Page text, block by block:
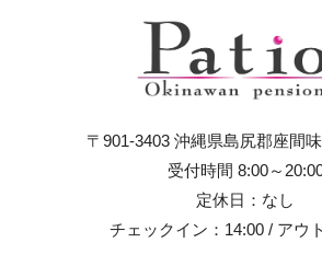
〒901-3403 沖縄県島尻郡座間
受付時間 8:00～
定休日：なし
チェックイン：14:00 / アウ